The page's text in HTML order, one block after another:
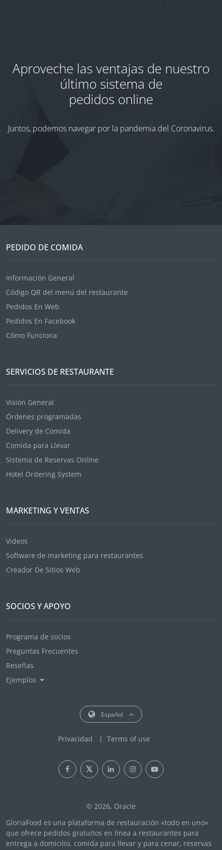
Aproveche las ventajas de nuestro
último sistema de
pedidos online
Juntos, podemos navegar por la pandemia del Coronavirus.
PEDIDO DE COMIDA
Información General
Código QR del menú del restaurante
Pedidos En Web
Pedidos En Facebook
Cómo Funciona
SERVICIOS DE RESTAURANTE
Visión General
Órdenes programadas
Delivery de Comida
Comida para Llevar
Sistema de Reservas Online
Hotel Ordering System
MARKETING Y VENTAS
Videos
Software de marketing para restaurantes
Creador De Sitios Web
SOCIOS Y APOYO
Programa de socios
Preguntas Frecuentes
Reseñas
Ejemplos
Español
Privacidad Terms of use
© 2026, Oracle
GloriaFood es una plataforma de restauración «todo en uno»
que ofrece pedidos gratuitos en línea a restaurantes para
entrega a domicilio, comida para llevar y para cenar, reservas